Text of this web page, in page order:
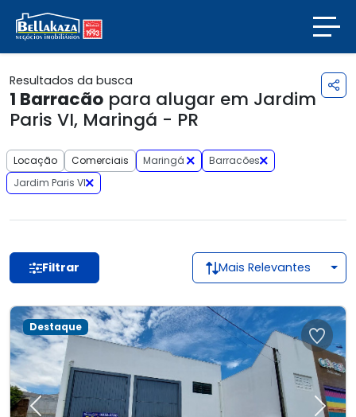
Resultados da busca
1 Barracão para alugar em Jardim
Paris VI, Maringá - PR
Locação Comerciais Maringá
Barracões
Jardim Paris VI
Filtrar Mais Relevantes
Destaque